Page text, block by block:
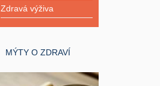
Zdravá výživa
MÝTY O ZDRAVÍ